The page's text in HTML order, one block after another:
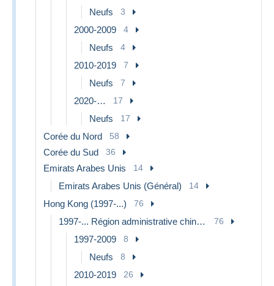
Neufs 3
2000-2009 4
Neufs 4
2010-2019 7
Neufs 7
2020-… 17
Neufs 17
Corée du Nord 58
Corée du Sud 36
Emirats Arabes Unis 14
Emirats Arabes Unis (Général) 14
Hong Kong (1997-...) 76
1997-... Région administrative chinoise 76
1997-2009 8
Neufs 8
2010-2019 26